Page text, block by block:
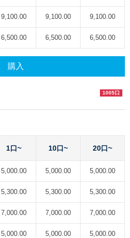
9,100.00 9,100.00 9,100.00
6,500.00 6,500.00 6,500.00
購入
1005口
1口~ 10口~ 20口~
5,000.00 5,000.00 5,000.00
5,300.00 5,300.00 5,300.00
7,000.00 7,000.00 7,000.00
5,000.00 5,000.00 5,000.00